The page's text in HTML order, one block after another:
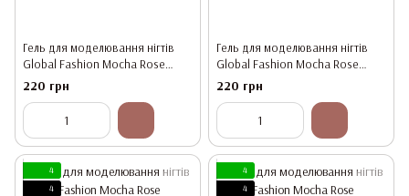
Гель для моделювання нігтів
Global Fashion Mocha Rose
Builder Gel #03, 15 г
220 грн
Гель для моделювання нігтів
Global Fashion Mocha Rose
Builder Gel #05, 15 г
220 грн
4
4
4
4